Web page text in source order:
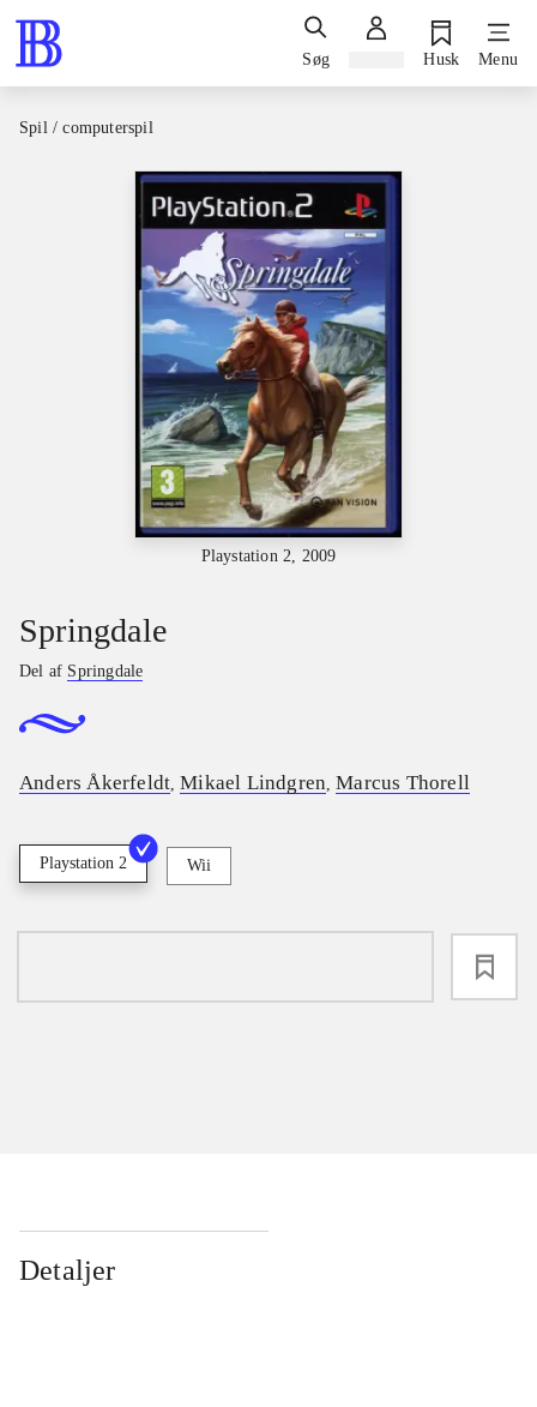
Søg Husk Menu
Spil / computerspil
Playstation 2, 2009
Springdale
Del af Springdale
Anders Åkerfeldt ,Mikael Lindgren ,Marcus Thorell
Playstation 2 Wii
Detaljer